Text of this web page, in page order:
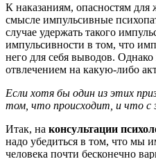
К наказаниям, опасностям
смысле импульсивные
случае удержать такого
импульсивности в том, что
него для себя выводов.
отвлечением на какую-либо
Если хотя бы один из этих
том, что происходит, и что
Итак, на консультации
надо убедиться в том, что мы
человека почти бесконечно